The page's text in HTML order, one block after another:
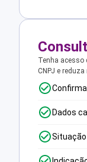
Tenha acesso
CNPJ e
Dados
Situação